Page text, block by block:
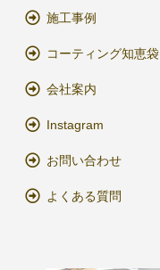
施工事例
コーティング知恵袋
会社案内
Instagram
お問い合わせ
よくある質問